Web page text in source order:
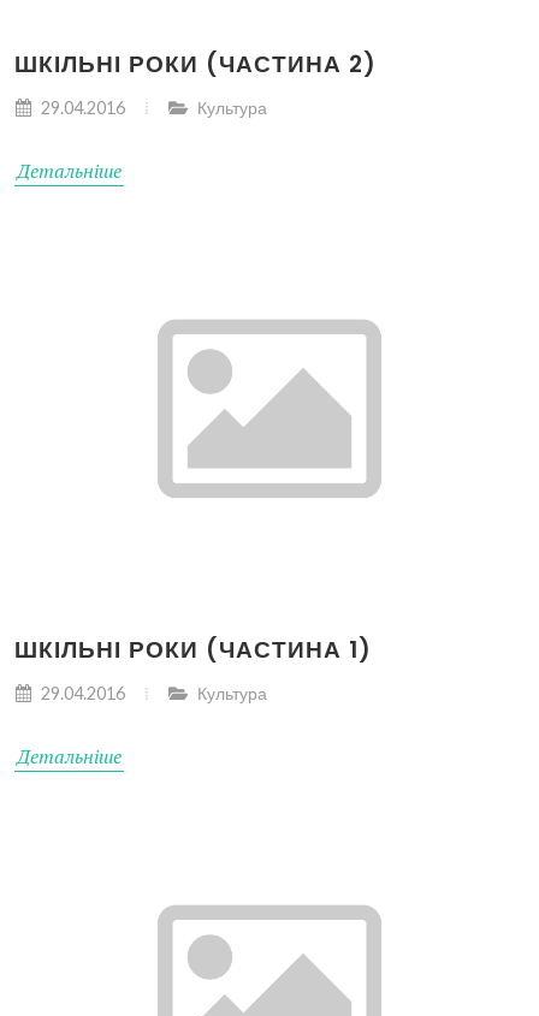
ШКІЛЬНІ РОКИ (ЧАСТИНА 2)
29.04.2016 Культура
Детальніше
ШКІЛЬНІ РОКИ (ЧАСТИНА 1)
29.04.2016 Культура
Детальніше